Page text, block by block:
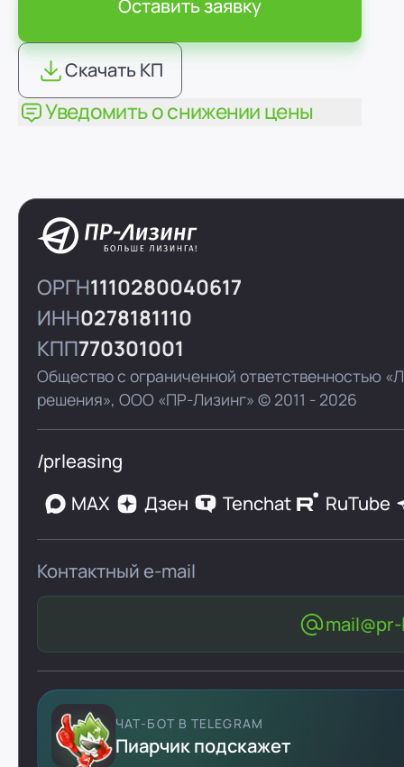
Оставить заявку
Скачать КП
Уведомить о снижении цены
ОРГН1110280040617
ИНН0278181110
КПП770301001
Общество с ограниченной ответственностью
решения»,ООО «ПР-Лизинг» © 2011 - 2026
/prleasing
MAX
Дзен Tenchat RuTube
Контактный e-mail
ЧАТ-БОТ В TELEGRAM
Пиарчик подскажет